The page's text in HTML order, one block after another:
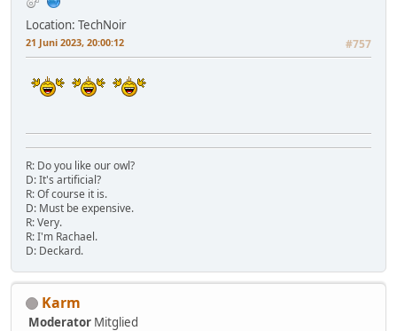
Location: TechNoir
21 Juni 2023, 20:00:12 #757
R: Do you like our owl?
D: It's artificial?
R: Of course it is.
D: Must be expensive.
R: Very.
R: I'm Rachael.
D: Deckard.
Karm
Moderator Mitglied